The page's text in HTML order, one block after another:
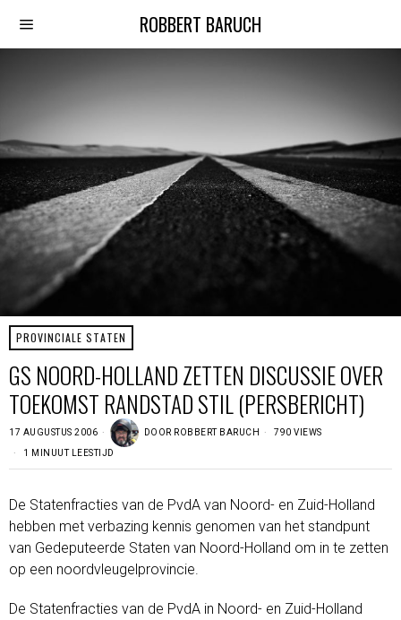
ROBBERT BARUCH
PROVINCIALE STATEN
GS NOORD-HOLLAND ZETTEN DISCUSSIE OVER
TOEKOMST RANDSTAD STIL (PERSBERICHT)
17 AUGUSTUS 2006 DOOR ROBBERT BARUCH 790 VIEWS
1 MINUUT LEESTIJD
De Statenfracties van de PvdA van Noord- en Zuid-Holland
hebben met verbazing kennis genomen van het standpunt
van Gedeputeerde Staten van Noord-Holland om in te zetten
op een noordvleugelprovincie.
De Statenfracties van de PvdA in Noord- en Zuid-Holland